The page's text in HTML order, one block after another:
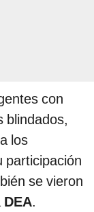
con
blindados,
los
participación
se vieron
DEA.